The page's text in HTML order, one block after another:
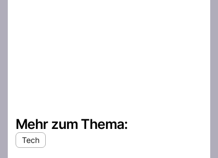
Mehr zum Thema:
Tech